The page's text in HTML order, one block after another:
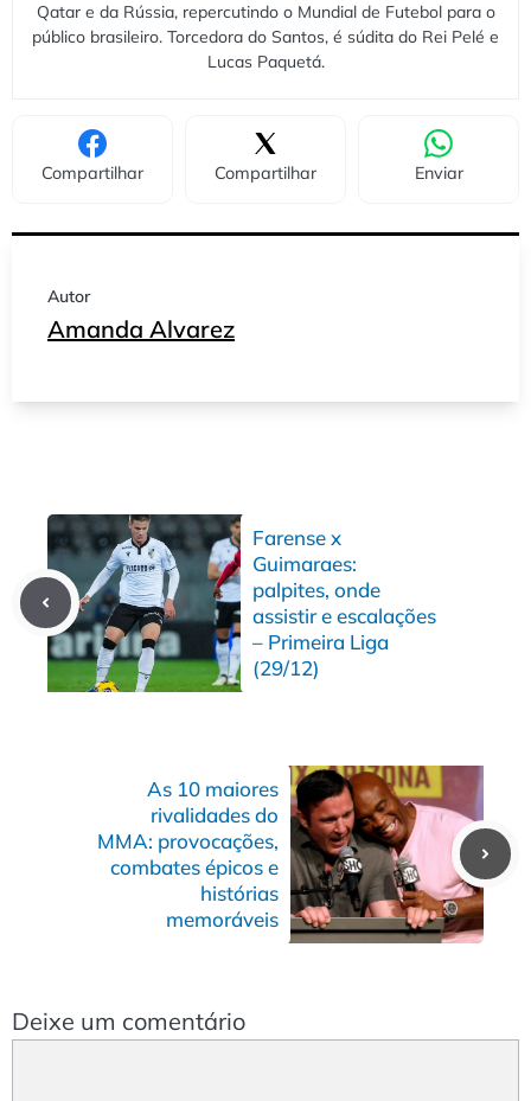
Qatar e da Rússia, repercutindo o Mundial de Futebol para o
público brasileiro. Torcedora do Santos, é súdita do Rei Pelé e
Lucas Paquetá.
Compartilhar Compartilhar Enviar
Autor
Amanda Alvarez
Farense x
Guimaraes:
palpites, onde
assistir e escalações
– Primeira Liga
(29/12)
As 10 maiores
rivalidades do
MMA: provocações,
combates épicos e
histórias
memoráveis
Deixe um comentário